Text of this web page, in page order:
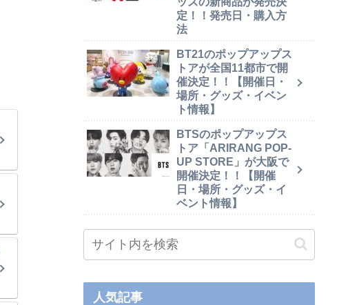
定！！発売日・購入方
法
BT21のポップアップス
トアが全国11都市で開
催決定！！【開催日・
場所・グッズ・イベン
ト情報】
BTSのポップアップス
トア「ARIRANG POP-
UP STORE」が大阪で
開催決定！！【開催
日・場所・グッズ・イ
ベント情報】
人気記事